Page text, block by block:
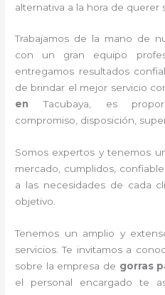
alternativa a la hora de querer
Trabajamos de la mano de
con un gran equipo
entregamos resultados
de brindar el mejor servicio
en Tacubaya, es
compromiso, disposición,
Somos expertos y tenemos
mercado, cumplidos,
a las necesidades de cada
objetivo.
Tenemos un amplio y
servicios. Te invitamos a
sobre la empresa de gorras
el personal encargado te